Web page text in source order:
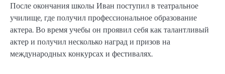
После окончания школы Иван поступил в театральное
училище, где получил профессиональное образование
актера. Во время учебы он проявил себя как талантливый
актер и получил несколько наград и призов на
международных конкурсах и фестивалях.